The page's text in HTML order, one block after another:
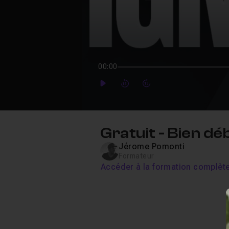
00:00
PlayForwardForward
Gratuit - Bien
Jérome Pomonti
Accéder à la formation